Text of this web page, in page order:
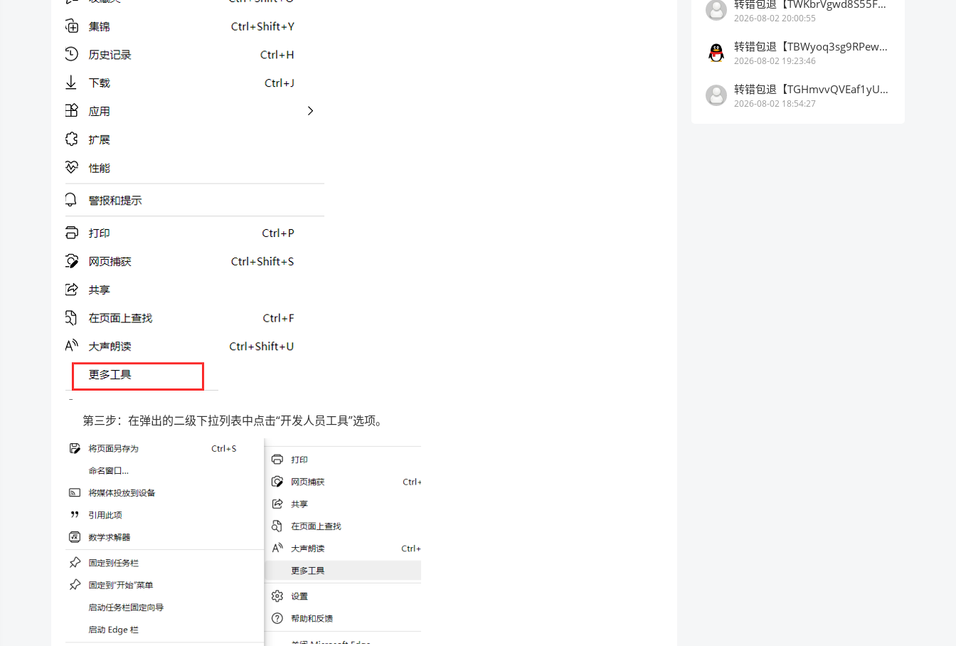
第三步：在弹出的二级下拉列表中点击“开发人员工具”选项。
转错包退【TWKbrVgwd8S55FaCqM**aNQyehdAnhCSV2】客服TeleGram:【@TrxEm】
2026-08-02 20:00:55
转错包退【TBWyoq3sg9RPewK94RTPKfp1WBMMZEt1ge】客服TeleGram:【@TrxEm】
2026-08-02 19:23:46
转错包退【TGHmvvQVEaf1yUC1oNE5DLogBUgPu5UzZ3】客服TeleGram:【@TrxEm】
2026-08-02 18:54:27